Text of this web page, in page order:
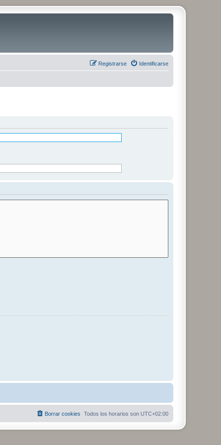
Identificarse
Registrarse
Todos los horarios son UTC+02:00
Borrar cookies